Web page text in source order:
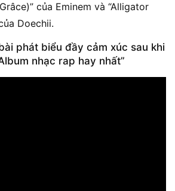
của Eminem và “Alligator
Doechii.
phát biểu đầy cảm xúc sau khi
nhạc rap hay nhất”